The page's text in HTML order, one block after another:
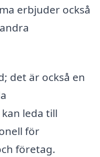
erbjuder också
det är också en
leda till
för
företag.